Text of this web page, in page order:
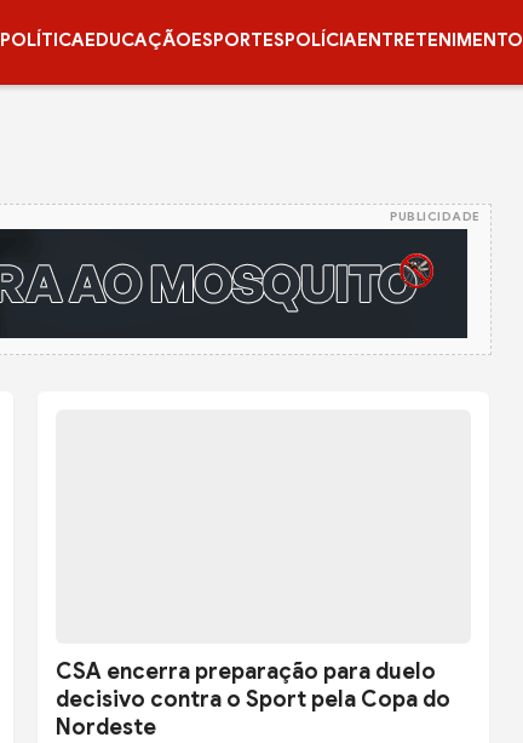
POLÍTICAEDUCAÇÃOESPORTESPOLÍCIAENTRETENIMENTO
PUBLICIDADE
CSA encerra preparação para duelo
decisivo contra o Sport pela Copa do
Nordeste